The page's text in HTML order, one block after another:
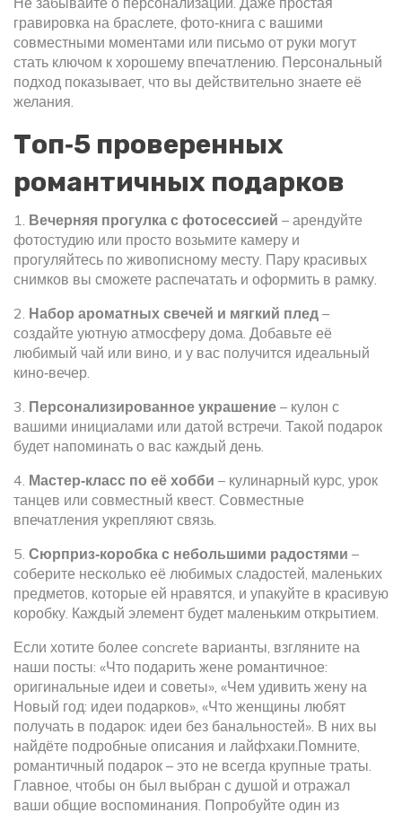
гравировка на браслете, фото‑книга с вашими
совместными моментами или письмо от руки могут
стать ключом к хорошему впечатлению. Персональный
подход показывает, что вы действительно знаете её
желания.
Топ‑5 проверенных
романтичных подарков
1. Вечерняя прогулка с фотосессией – арендуйте
фотостудию или просто возьмите камеру и
прогуляйтесь по живописному месту. Пару красивых
снимков вы сможете распечатать и оформить в рамку.
2. Набор ароматных свечей и мягкий плед –
создайте уютную атмосферу дома. Добавьте её
любимый чай или вино, и у вас получится идеальный
кино‑вечер.
3. Персонализированное украшение – кулон с
вашими инициалами или датой встречи. Такой подарок
будет напоминать о вас каждый день.
4. Мастер‑класс по её хобби – кулинарный курс, урок
танцев или совместный квест. Совместные
впечатления укрепляют связь.
5. Сюрприз‑коробка с небольшими радостями –
соберите несколько её любимых сладостей, маленьких
предметов, которые ей нравятся, и упакуйте в красивую
коробку. Каждый элемент будет маленьким открытием.
Если хотите более concrete варианты, взгляните на
наши посты: «Что подарить жене романтичное:
оригинальные идеи и советы», «Чем удивить жену на
Новый год: идеи подарков», «Что женщины любят
получать в подарок: идеи без банальностей». В них вы
найдёте подробные описания и лайфхаки.Помните,
романтичный подарок – это не всегда крупные траты.
Главное, чтобы он был выбран с душой и отражал
ваши общие воспоминания. Попробуйте один из